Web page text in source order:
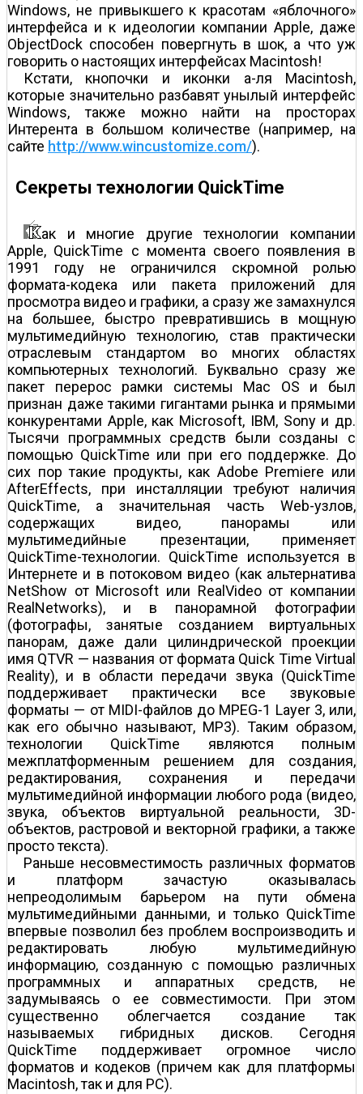
Windows, не привыкшего к красотам «яблочного»
интерфейса и к идеологии компании Apple, даже
ObjectDock способен повергнуть в шок, а что уж
говорить о настоящих интерфейсах Macintosh!
Кстати, кнопочки и иконки а-ля Macintosh,
которые значительно разбавят унылый интерфейс
Windows, также можно найти на просторах
Интерента в большом количестве (например, на
сайте http://www.wincustomize.com/).
Секреты технологии QuickTime
ак и многие другие технологии компании
Apple, QuickTime с момента своего появления в
1991 году не ограничился скромной ролью
формата-кодека или пакета приложений для
просмотра видео и графики, а сразу же замахнулся
на большее, быстро превратившись в мощную
мультимедийную технологию, став практически
отраслевым стандартом во многих областях
компьютерных технологий. Буквально сразу же
пакет перерос рамки системы Mac OS и был
признан даже такими гигантами рынка и прямыми
конкурентами Apple, как Microsoft, IBM, Sony и др.
Тысячи программных средств были созданы с
помощью QuickTime или при его поддержке. До
сих пор такие продукты, как Adobe Premiere или
AfterEffects, при инсталляции требуют наличия
QuickTime, а значительная часть Web-узлов,
содержащих видео, панорамы или
мультимедийные презентации, применяет
QuickTime-технологии. QuickTime используется в
Интернете и в потоковом видео (как альтернатива
NetShow от Microsoft или RealVideo от компании
RealNetworks), и в панорамной фотографии
(фотографы, занятые созданием виртуальных
панорам, даже дали цилиндрической проекции
имя QTVR — названия от формата Quick Time Virtual
Reality), и в области передачи звука (QuickTime
поддерживает практически все звуковые
форматы — от MIDI-файлов до MPEG-1 Layer 3, или,
как его обычно называют, MP3). Таким образом,
технологии QuickTime являются полным
межплатформенным решением для создания,
редактирования, сохранения и передачи
мультимедийной информации любого рода (видео,
звука, объектов виртуальной реальности, 3D-
объектов, растровой и векторной графики, а также
просто текста).
Раньше несовместимость различных форматов
и платформ зачастую оказывалась
непреодолимым барьером на пути обмена
мультимедийными данными, и только QuickTime
впервые позволил без проблем воспроизводить и
редактировать любую мультимедийную
информацию, созданную с помощью различных
программных и аппаратных средств, не
задумываясь о ее совместимости. При этом
существенно облегчается создание так
называемых гибридных дисков. Сегодня
QuickTime поддерживает огромное число
форматов и кодеков (причем как для платформы
Macintosh, так и для PC).